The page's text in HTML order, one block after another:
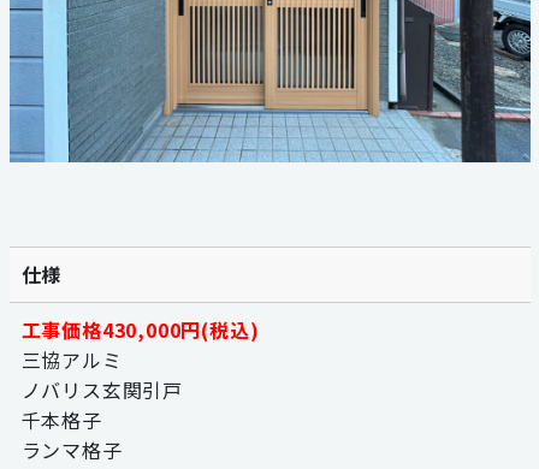
電話受付：9：00〜17：00
定休日：日曜・祝日
仕様
工事価格430,000円(税込)
三協アルミ
ノバリス玄関引戸
千本格子
ランマ格子